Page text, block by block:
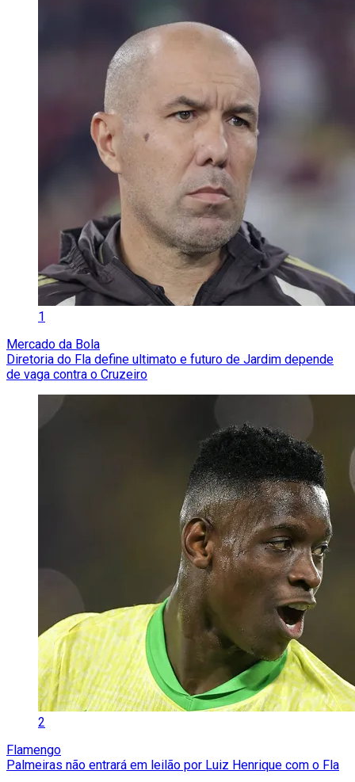
1
Mercado da Bola
Diretoria do Fla define ultimato e futuro de Jardim depende
de vaga contra o Cruzeiro
2
Flamengo
Palmeiras não entrará em leilão por Luiz Henrique com o Fla